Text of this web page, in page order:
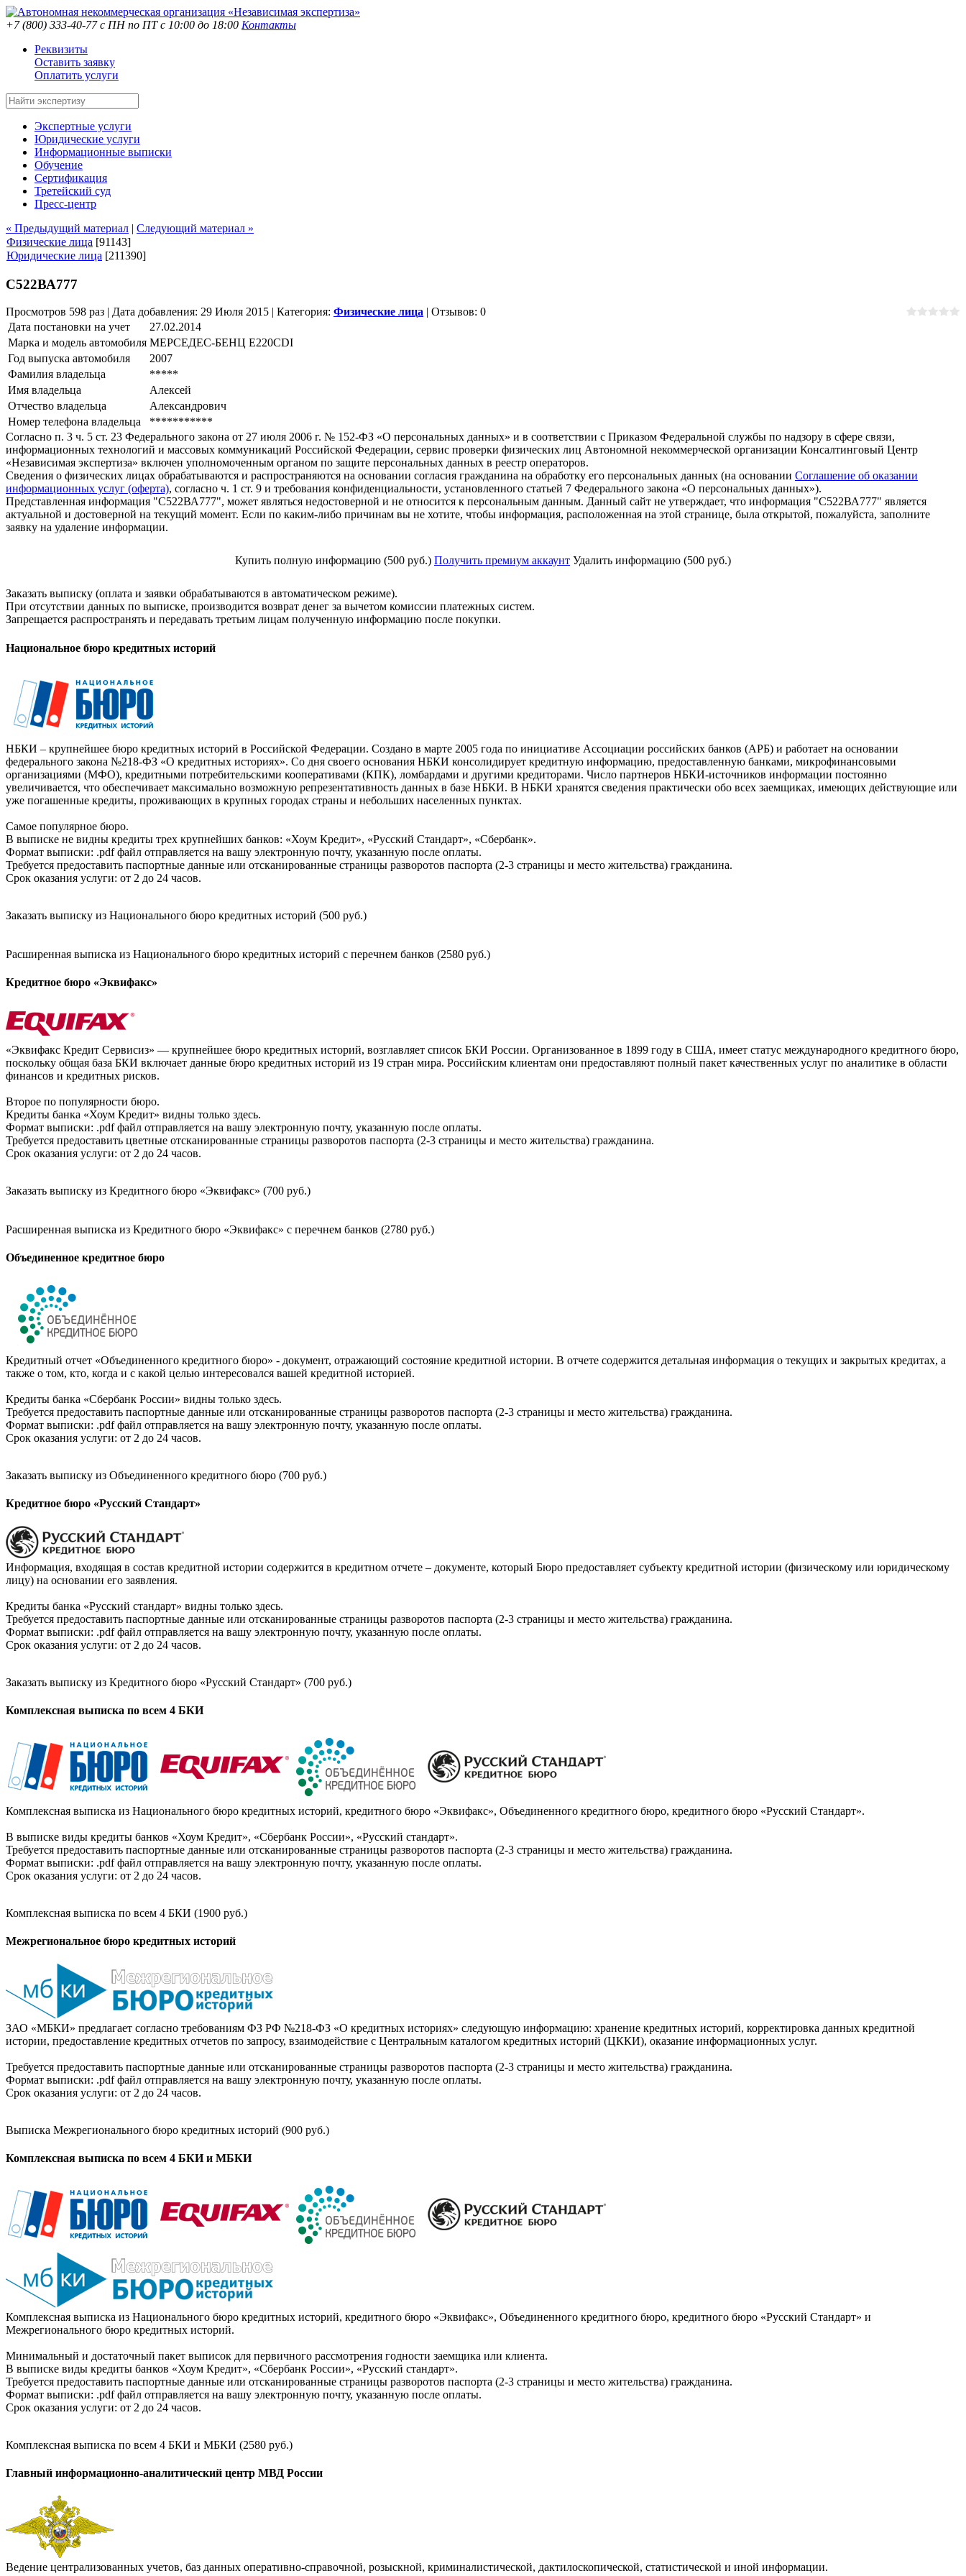
+7 (800) 333-40-77с ПН по ПТ с 10:00 до 18:00 Контакты
Реквизиты
Оставить заявку
Оплатить услуги
Экспертные услуги
Юридические услуги
Информационные выписки
Обучение
Сертификация
Третейский суд
Пресс-центр
« Предыдущий материал | Следующий материал »
Физические лица [91143]
Юридические лица [211390]
С522ВА777
Просмотров 598 раз | Дата добавления: 29 Июля 2015 | Категория: Физические лица | Отзывов: 0
Дата постановки на учет
27.02.2014
Марка и модель автомобиля МЕРСЕДЕС-БЕНЦ Е220СDI
Год выпуска автомобиля
2007
Фамилия владельца
*****
Имя владельца
Алексей
Отчество владельца
Александрович
Номер телефона владельца
***********
Согласно п. 3 ч. 5 ст. 23 Федерального закона от 27 июля 2006 г. № 152-ФЗ «О персональных данных» и в соответствии с Приказом Федеральной службы по надзору в сфере связи,
информационных технологий и массовых коммуникаций Российской Федерации, сервис проверки физических лиц Автономной некоммерческой организации Консалтинговый Центр
«Независимая экспертиза» включен уполномоченным органом по защите персональных данных в реестр операторов.
Сведения о физических лицах обрабатываются и распространяются на основании согласия гражданина на обработку его персональных данных (на основании Соглашение об оказании
информационных услуг (оферта), согласно ч. 1 ст. 9 и требования конфиденциальности, установленного статьей 7 Федерального закона «О персональных данных»).
Представленная информация "С522ВА777", может являться недостоверной и не относится к персональным данным. Данный сайт не утверждает, что информация "С522ВА777" является
актуальной и достоверной на текущий момент. Если по каким-либо причинам вы не хотите, чтобы информация, расположенная на этой странице, была открытой, пожалуйста, заполните
заявку на удаление информации.
Купить полную информацию (500 руб.) Получить премиум аккаунт Удалить информацию (500 руб.)
Заказать выписку (оплата и заявки обрабатываются в автоматическом режиме).
При отсутствии данных по выписке, производится возврат денег за вычетом комиссии платежных систем.
Запрещается распространять и передавать третьим лицам полученную информацию после покупки.
Национальное бюро кредитных историй
НБКИ – крупнейшее бюро кредитных историй в Российской Федерации. Создано в марте 2005 года по инициативе Ассоциации российских банков (АРБ) и работает на основании
федерального закона №218-ФЗ «О кредитных историях». Со дня своего основания НБКИ консолидирует кредитную информацию, предоставленную банками, микрофинансовыми
организациями (МФО), кредитными потребительскими кооперативами (КПК), ломбардами и другими кредиторами. Число партнеров НБКИ-источников информации постоянно
увеличивается, что обеспечивает максимально возможную репрезентативность данных в базе НБКИ. В НБКИ хранятся сведения практически обо всех заемщиках, имеющих действующие или
уже погашенные кредиты, проживающих в крупных городах страны и небольших населенных пунктах.
Самое популярное бюро.
В выписке не видны кредиты трех крупнейших банков: «Хоум Кредит», «Русский Стандарт», «Сбербанк».
Формат выписки: .pdf файл отправляется на вашу электронную почту, указанную после оплаты.
Требуется предоставить паспортные данные или отсканированные страницы разворотов паспорта (2-3 страницы и место жительства) гражданина.
Срок оказания услуги: от 2 до 24 часов.
Заказать выписку из Национального бюро кредитных историй (500 руб.)
Расширенная выписка из Национального бюро кредитных историй с перечнем банков (2580 руб.)
Кредитное бюро «Эквифакс»
«Эквифакс Кредит Сервисиз» — крупнейшее бюро кредитных историй, возглавляет список БКИ России. Организованное в 1899 году в США, имеет статус международного кредитного бюро,
поскольку общая база БКИ включает данные бюро кредитных историй из 19 стран мира. Российским клиентам они предоставляют полный пакет качественных услуг по аналитике в области
финансов и кредитных рисков.
Второе по популярности бюро.
Кредиты банка «Хоум Кредит» видны только здесь.
Формат выписки: .pdf файл отправляется на вашу электронную почту, указанную после оплаты.
Требуется предоставить цветные отсканированные страницы разворотов паспорта (2-3 страницы и место жительства) гражданина.
Срок оказания услуги: от 2 до 24 часов.
Заказать выписку из Кредитного бюро «Эквифакс» (700 руб.)
Расширенная выписка из Кредитного бюро «Эквифакс» с перечнем банков (2780 руб.)
Объединенное кредитное бюро
Кредитный отчет «Объединенного кредитного бюро» - документ, отражающий состояние кредитной истории. В отчете содержится детальная информация о текущих и закрытых кредитах, а
также о том, кто, когда и с какой целью интересовался вашей кредитной историей.
Кредиты банка «Сбербанк России» видны только здесь.
Требуется предоставить паспортные данные или отсканированные страницы разворотов паспорта (2-3 страницы и место жительства) гражданина.
Формат выписки: .pdf файл отправляется на вашу электронную почту, указанную после оплаты.
Срок оказания услуги: от 2 до 24 часов.
Заказать выписку из Объединенного кредитного бюро (700 руб.)
Кредитное бюро «Русский Стандарт»
Информация, входящая в состав кредитной истории содержится в кредитном отчете – документе, который Бюро предоставляет субъекту кредитной истории (физическому или юридическому
лицу) на основании его заявления.
Кредиты банка «Русский стандарт» видны только здесь.
Требуется предоставить паспортные данные или отсканированные страницы разворотов паспорта (2-3 страницы и место жительства) гражданина.
Формат выписки: .pdf файл отправляется на вашу электронную почту, указанную после оплаты.
Срок оказания услуги: от 2 до 24 часов.
Заказать выписку из Кредитного бюро «Русский Стандарт» (700 руб.)
Комплексная выписка по всем 4 БКИ
Комплексная выписка из Национального бюро кредитных историй, кредитного бюро «Эквифакс», Объединенного кредитного бюро, кредитного бюро «Русский Стандарт».
В выписке виды кредиты банков «Хоум Кредит», «Сбербанк России», «Русский стандарт».
Требуется предоставить паспортные данные или отсканированные страницы разворотов паспорта (2-3 страницы и место жительства) гражданина.
Формат выписки: .pdf файл отправляется на вашу электронную почту, указанную после оплаты.
Срок оказания услуги: от 2 до 24 часов.
Комплексная выписка по всем 4 БКИ (1900 руб.)
Межрегиональное бюро кредитных историй
ЗАО «МБКИ» предлагает согласно требованиям ФЗ РФ №218-ФЗ «О кредитных историях» следующую информацию: хранение кредитных историй, корректировка данных кредитной
истории, предоставление кредитных отчетов по запросу, взаимодействие с Центральным каталогом кредитных историй (ЦККИ), оказание информационных услуг.
Требуется предоставить паспортные данные или отсканированные страницы разворотов паспорта (2-3 страницы и место жительства) гражданина.
Формат выписки: .pdf файл отправляется на вашу электронную почту, указанную после оплаты.
Срок оказания услуги: от 2 до 24 часов.
Выписка Межрегионального бюро кредитных историй (900 руб.)
Комплексная выписка по всем 4 БКИ и МБКИ
Комплексная выписка из Национального бюро кредитных историй, кредитного бюро «Эквифакс», Объединенного кредитного бюро, кредитного бюро «Русский Стандарт» и
Межрегионального бюро кредитных историй.
Минимальный и достаточный пакет выписок для первичного рассмотрения годности заемщика или клиента.
В выписке виды кредиты банков «Хоум Кредит», «Сбербанк России», «Русский стандарт».
Требуется предоставить паспортные данные или отсканированные страницы разворотов паспорта (2-3 страницы и место жительства) гражданина.
Формат выписки: .pdf файл отправляется на вашу электронную почту, указанную после оплаты.
Срок оказания услуги: от 2 до 24 часов.
Комплексная выписка по всем 4 БКИ и МБКИ (2580 руб.)
Главный информационно-аналитический центр МВД России
Ведение централизованных учетов, баз данных оперативно-справочной, розыскной, криминалистической, дактилоскопической, статистической и иной информации.